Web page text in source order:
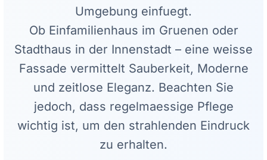
Umgebung einfuegt.
Ob Einfamilienhaus im Gruenen oder
Stadthaus in der Innenstadt – eine weisse
Fassade vermittelt Sauberkeit, Moderne
und zeitlose Eleganz. Beachten Sie
jedoch, dass regelmaessige Pflege
wichtig ist, um den strahlenden Eindruck
zu erhalten.